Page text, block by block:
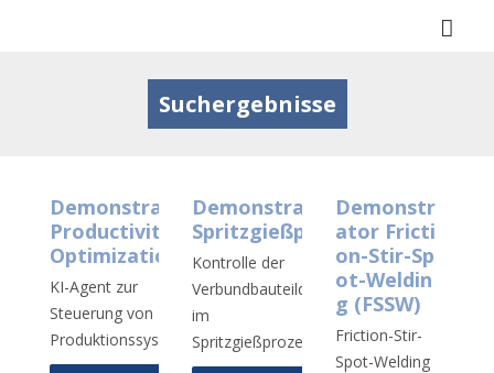
Suchergebnisse
Demonstrator
Productivity
Optimization
KI-Agent zur
Steuerung von
Produktionssystemen
Demonstrator
Spritzgießprozess
Kontrolle der
Verbundbauteilqualität
im
Spritzgießprozess
Demonstr
ator Fricti
on-Stir-Sp
ot-Weldin
g (FSSW)
Friction-Stir-
Spot-Welding